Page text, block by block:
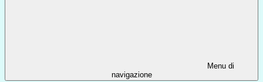
Menu di
navigazione